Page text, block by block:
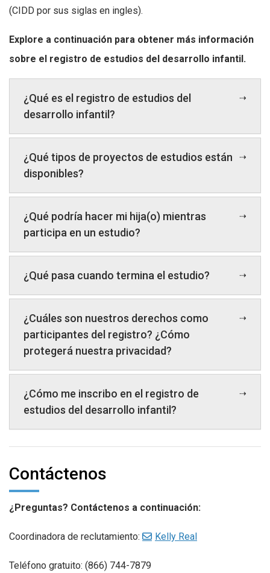
(CIDD por sus siglas en ingles).
Explore a continuación para obtener más información
sobre el registro de estudios del desarrollo infantil.
¿Qué es el registro de estudios del
desarrollo infantil?
¿Qué tipos de proyectos de estudios están
disponibles?
¿Qué podría hacer mi hija(o) mientras
participa en un estudio?
¿Qué pasa cuando termina el estudio?
¿Cuáles son nuestros derechos como
participantes del registro? ¿Cómo
protegerá nuestra privacidad?
¿Cómo me inscribo en el registro de
estudios del desarrollo infantil?
Contáctenos
¿Preguntas? Contáctenos a continuación:
Coordinadora de reclutamiento: Kelly Real
Teléfono gratuito: (866) 744-7879